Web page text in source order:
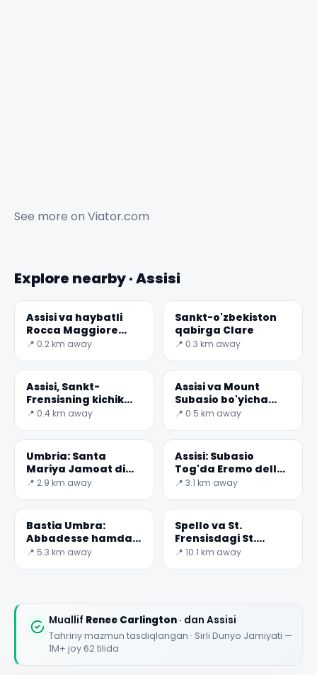
See more on Viator.com
Explore nearby · Assisi
Assisi va haybatli
Rocca Maggiore
qal'a
📍 0.2 km away
Sankt-o'zbekiston
qabirga Clare
📍 0.3 km away
Assisi, Sankt-
Frensisning kichik
marvaridi
📍 0.4 km away
Assisi va Mount
Subasio bo'yicha
Benedictine bu
📍 0.5 km away
Umbria: Santa
Mariya Jamoat di
Rivotorto
📍 2.9 km away
Assisi: Subasio
Tog'da Eremo delle
Bu Carceri
📍 3.1 km away
Bastia Umbra:
Abbadesse hamda
San-Paolo
📍 5.3 km away
Spello va St.
Frensisdagi St.
Andrew cherkovi
📍 10.1 km away
Muallif Renee Carlington · dan Assisi
Tahririy mazmun tasdiqlangan · Sirli Dunyo Jamiyati —
1M+ joy 62 tilida